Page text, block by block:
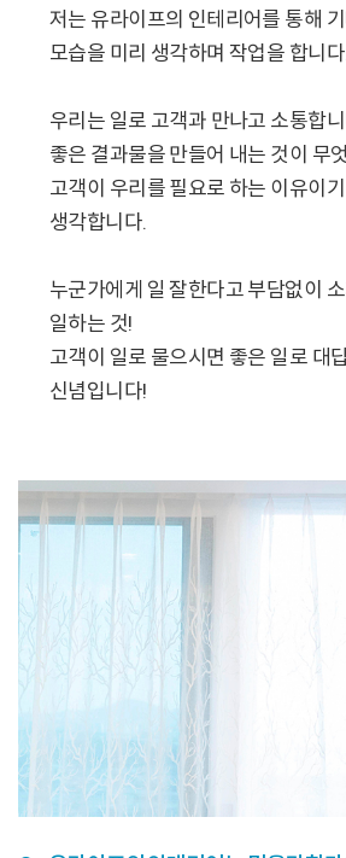
저는 유라이프의 인테리어를 통해
모습을 미리 생각하며 작업을 합니
우리는 일로 고객과 만나고 소통합
좋은 결과물을 만들어 내는 것이 무
고객이 우리를 필요로 하는 이유이
생각합니다.
누군가에게 일 잘한다고 부담없이
일하는 것!
고객이 일로 물으시면 좋은 일로 대
신념입니다!